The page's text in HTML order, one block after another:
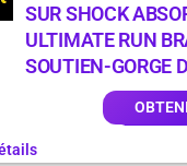
SUR SHOCK
ULTIMATE RUN
SOUTIEN-GORGE